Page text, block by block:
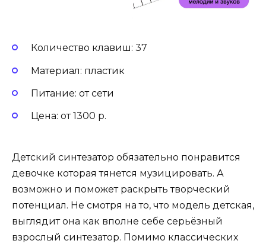
Количество клавиш: 37
Материал: пластик
Питание: от сети
Цена: от 1300 р.
Детский синтезатор обязательно понравится
девочке которая тянется музицировать. А
возможно и поможет раскрыть творческий
потенциал. Не смотря на то, что модель детская,
выглядит она как вполне себе серьёзный
взрослый синтезатор. Помимо классических